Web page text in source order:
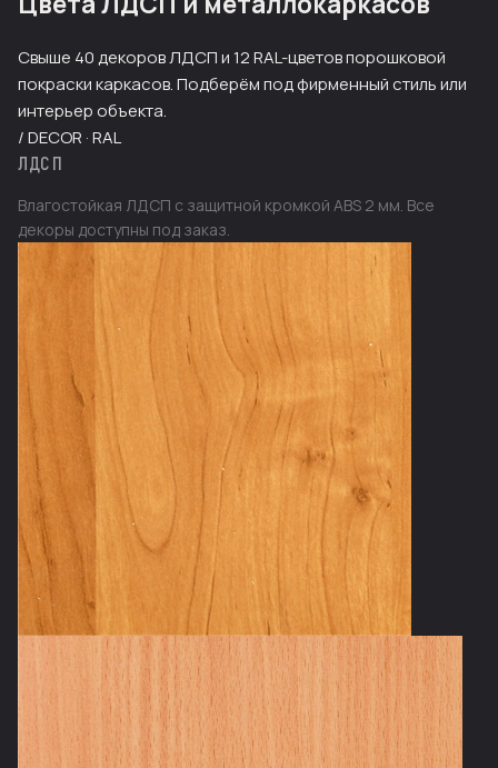
Свыше 40 декоров ЛДСП и 12 RAL-цветов порошковой
покраски каркасов. Подберём под фирменный стиль или
интерьер объекта.
/ DECOR · RAL
ЛДСП
Влагостойкая ЛДСП с защитной кромкой ABS 2 мм. Все
декоры доступны под заказ.